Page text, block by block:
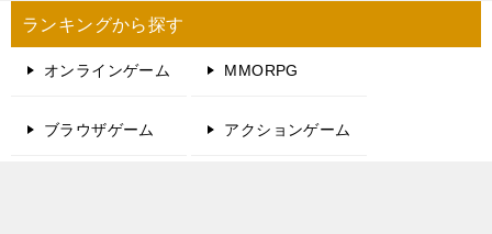
ランキングから探す
オンラインゲーム MMORPG
ブラウザゲーム アクションゲーム